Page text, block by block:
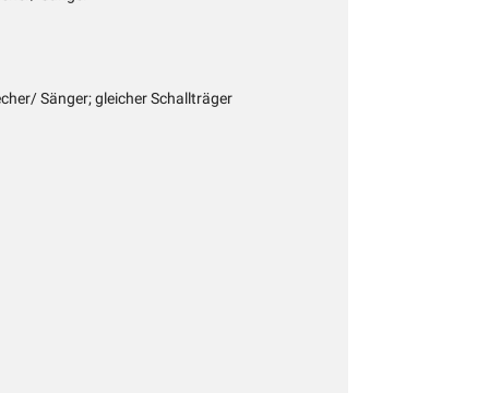
Sänger; gleicher Schallträger